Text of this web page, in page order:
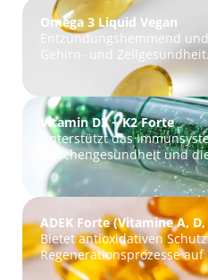
Omega 3 Liquid Vegan
Entzündungshemmend
Gehirn- und Zellgesundheit.
Vitamin D3 + K2 Forte
Unterstützt das
Knochengesundheit und
ADEK Forte (Vitamine A,
Bietet antioxidativen
Regenerationsprozesse auf